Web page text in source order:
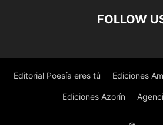
FOLLOW
Editorial Poesía eres tú Ediciones
Ediciones Azorín